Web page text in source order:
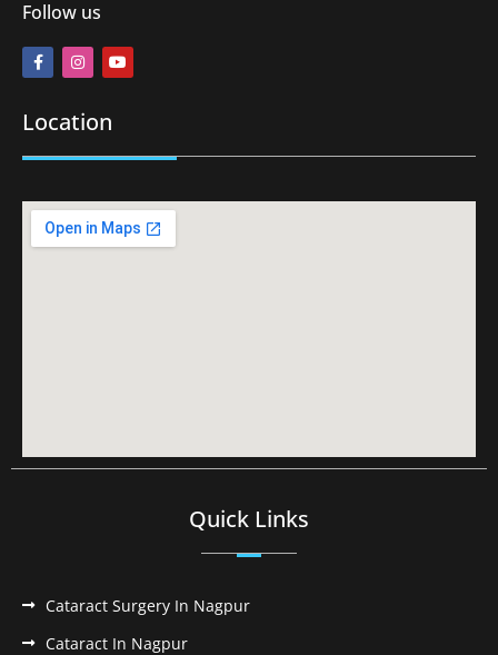
Follow us
Location
Quick Links
Cataract Surgery In Nagpur
Cataract In Nagpur